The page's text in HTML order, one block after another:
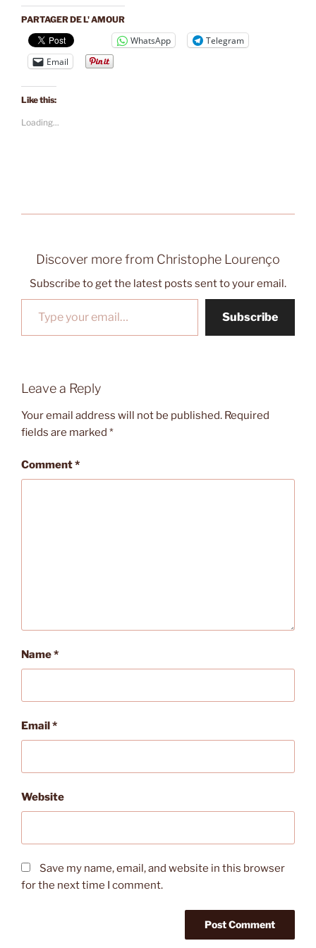
PARTAGER DE L' AMOUR
WhatsApp
Telegram
Email
Like this:
Loading...
Discover more from Christophe Lourenço
Subscribe to get the latest posts sent to your email.
Type your email…
Subscribe
Leave a Reply
Your email address will not be published. Required
fields are marked *
Comment*
Name*
Email*
Website
Save my name, email, and website in this browser
for the next time I comment.